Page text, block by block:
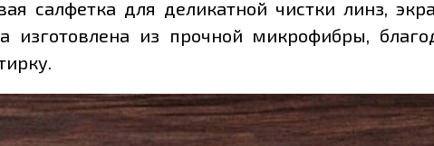
салфетка для деликатной чистки линз,
изготовлена из прочной микрофибры,